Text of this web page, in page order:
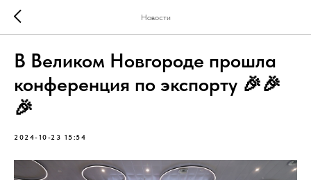
Новости
В Великом Новгороде прошла
конференция по экспорту 🎉🎉
🎉
2024-10-23 15:54